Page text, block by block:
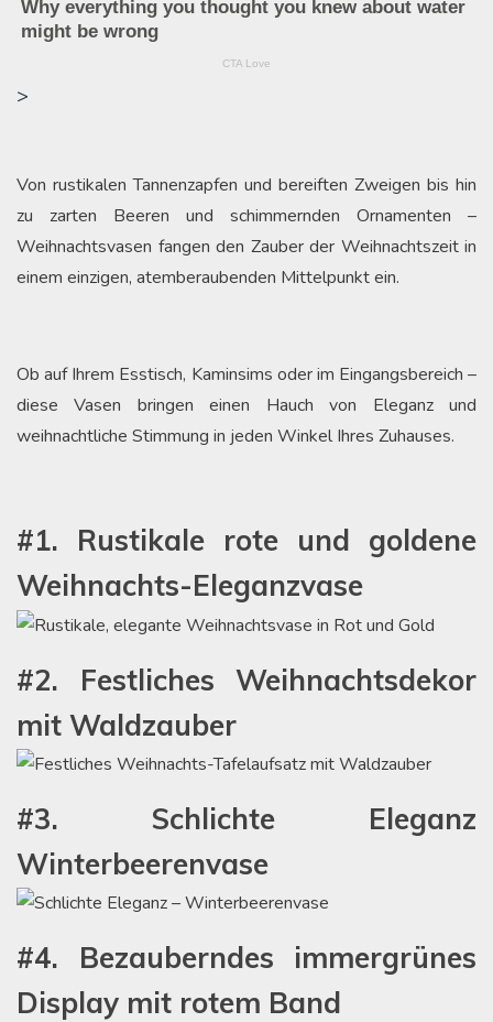
>
Von rustikalen Tannenzapfen und bereiften Zweigen bis hin
zu zarten Beeren und schimmernden Ornamenten –
Weihnachtsvasen fangen den Zauber der Weihnachtszeit in
einem einzigen, atemberaubenden Mittelpunkt ein.
Ob auf Ihrem Esstisch, Kaminsims oder im Eingangsbereich –
diese Vasen bringen einen Hauch von Eleganz und
weihnachtliche Stimmung in jeden Winkel Ihres Zuhauses.
#1. Rustikale rote und goldene
Weihnachts-Eleganzvase
#2. Festliches Weihnachtsdekor
mit Waldzauber
#3. Schlichte Eleganz
Winterbeerenvase
#4. Bezauberndes immergrünes
Display mit rotem Band